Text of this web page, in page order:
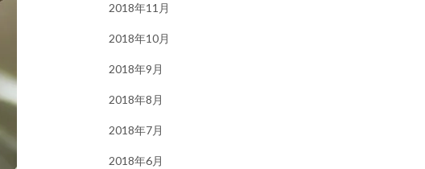
2018年11月
2018年10月
2018年9月
2018年8月
2018年7月
2018年6月